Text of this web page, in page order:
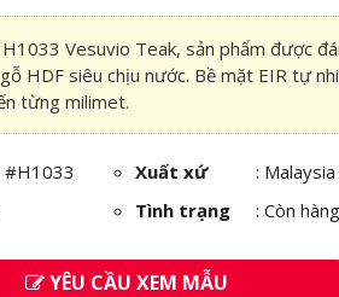
Vesuvio Teak, sản phẩm được
HDF siêu chịu nước. Bề mặt EIR tự
từng milimet.
#H1033 Xuất xứ
: Malaysia
Tình trạng : Còn hàng
YÊU CẦU XEM MẪU